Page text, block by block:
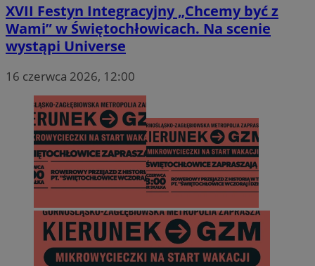
XVII Festyn Integracyjny „Chcemy być z
Wami” w Świętochłowicach. Na scenie
wystąpi Universe
16 czerwca 2026, 12:00